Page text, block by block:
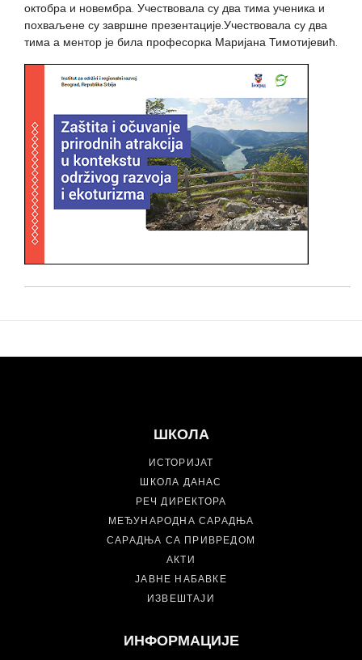
октобра и новембра. Учествовала су два тима ученика и
похваљене су завршне презентације.Учествовала су два
тима а ментор је била професорка Маријана Тимотијевић.
ШКОЛА
ИСТОРИЈАТ
ШКОЛА ДАНАС
РЕЧ ДИРЕКТОРА
МЕЂУНАРОДНА САРАДЊА
САРАДЊА СА ПРИВРЕДОМ
АКТИ
ЈАВНЕ НАБАВКЕ
ИЗВЕШТАЈИ
ИНФОРМАЦИЈЕ